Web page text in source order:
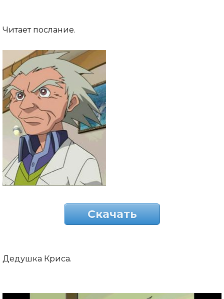
Читает послание.
Скачать
Дедушка Криса.